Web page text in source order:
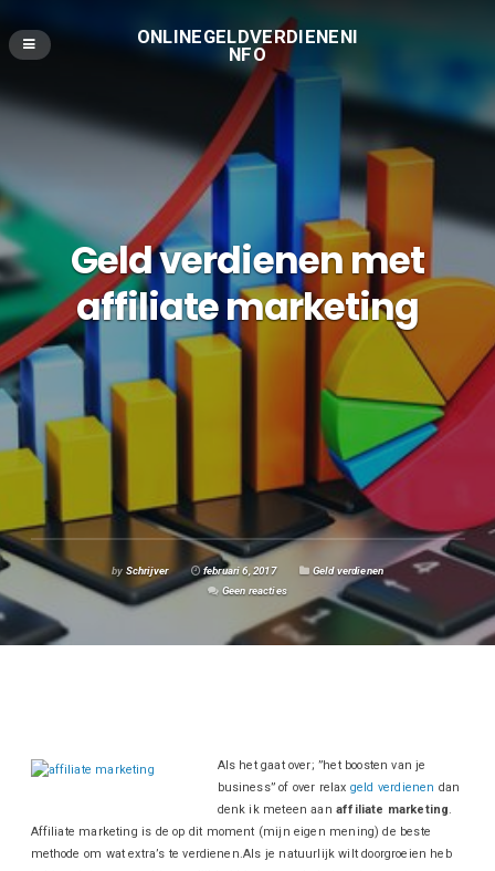
ONLINEGELDVERDIENENI
NFO
Geld verdienen met
affiliate marketing
by Schrijver februari 6, 2017
Geld verdienen
Geen reacties
Als het gaat over; ”het boosten van je
business” of over relax geld verdienen dan
denk ik meteen aanaffiliate marketing
Affiliate marketing is de op dit moment (mijn eigen mening) de beste
methode om wat extra’s te verdienen. Als je natuurlijk wilt doorgroeien heb